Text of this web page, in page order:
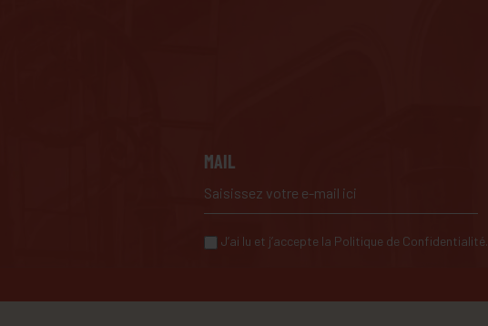
MAIL
J’ai lu et j’accepte la Politique de Confidentialité.